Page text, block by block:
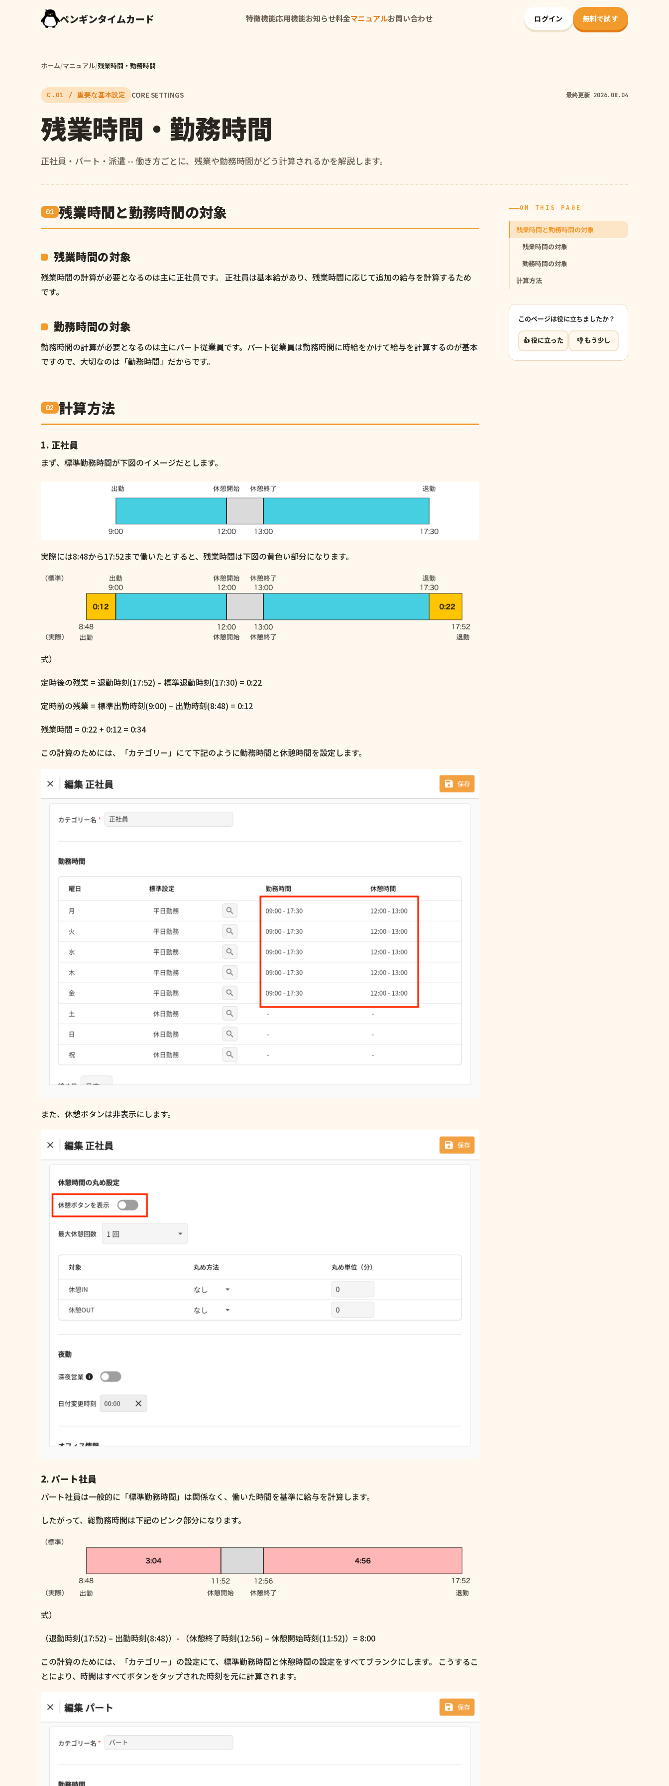
ペンギンタイムカード 特徴機能応用機能お知らせ料金マニュアルお問い合わせ ログイン 無料で試す
ホーム/マニュアル/残業時間・勤務時間
C.01 / 重要な基本設定 CORE SETTINGS 最終更新 2026.08.04
残業時間・勤務時間
正社員・パート・派遣 -- 働き方ごとに、残業や勤務時間がどう計算されるかを解説します。
残業時間と勤務時間の対象
残業時間の対象
残業時間の計算が必要となるのは主に正社員です。 正社員は基本給があり、残業時間に応じて追加の給与を計算するため
です。
勤務時間の対象
勤務時間の計算が必要となるのは主にパート従業員です。パート従業員は勤務時間に時給をかけて給与を計算するのが基本
ですので、大切なのは「勤務時間」だからです。
計算方法
1. 正社員
まず、標準勤務時間が下図のイメージだとします。
実際には8:48から17:52まで働いたとすると、残業時間は下図の黄色い部分になります。
式）
定時後の残業 = 退勤時刻(17:52) – 標準退勤時刻(17:30) = 0:22
定時前の残業 = 標準出勤時刻(9:00) – 出勤時刻(8:48) = 0:12
残業時間 = 0:22 + 0:12 = 0:34
この計算のためには、「カテゴリー」にて下記のように勤務時間と休憩時間を設定します。
また、休憩ボタンは非表示にします。
2. パート社員
パート社員は一般的に「標準勤務時間」は関係なく、働いた時間を基準に給与を計算します。
したがって、総勤務時間は下記のピンク部分になります。
式）
（退勤時刻(17:52) – 出勤時刻(8:48)）- （休憩終了時刻(12:56) – 休憩開始時刻(11:52)）= 8:00
この計算のためには、「カテゴリー」の設定にて、標準勤務時間と休憩時間の設定をすべてブランクにします。 こうするこ
とにより、時間はすべてボタンをタップされた時刻を元に計算されます。
ON THIS PAGE
残業時間と勤務時間の対象
残業時間の対象
勤務時間の対象
計算方法
このページは役に立ちましたか？
👍 役に立った 👎 もう少し